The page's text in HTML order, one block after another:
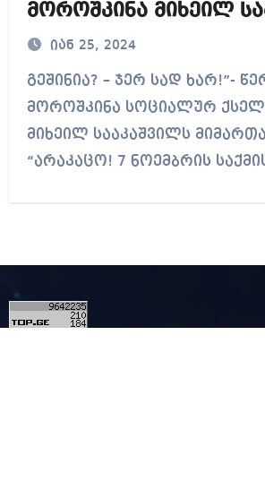
მოროშკინა მიხეილ
იან 25, 2024
გეშინია? – ჯერ სად ხარ!”- წერს ლალი
მოროშკინა სოციალურ
მიხეილ სააკაშვილს
“არაკაცო! 7 ნოემბრის